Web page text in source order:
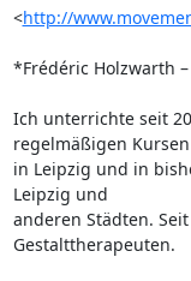
<http://
*Frédéric Holzwarth
Ich unterrichte seit
regelmäßigen Kursen
in Leipzig und in
Leipzig und
anderen Städten.
Gestalttherapeuten.